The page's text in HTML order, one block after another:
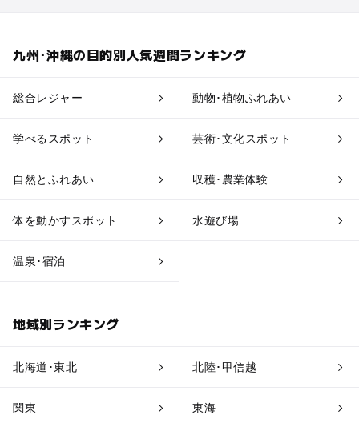
九州･沖縄の目的別人気週間ランキング
総合レジャー 動物･植物ふれあい
学べるスポット 芸術･文化スポット
自然とふれあい 収穫･農業体験
体を動かすスポット 水遊び場
温泉･宿泊
地域別ランキング
北海道･東北 北陸･甲信越
関東 東海